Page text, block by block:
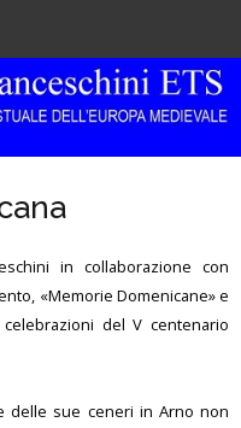
in collaborazione con
«Memorie Domenicane» e
del V centenario
delle sue ceneri in Arno non